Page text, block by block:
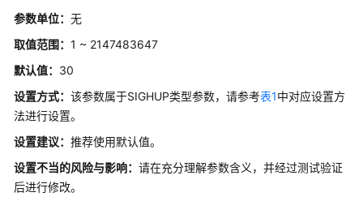
平
容
容
错
参数单位： 无
取值范围： 1 ~ 2147483647
默认值： 30
设置方式： 该参数属于SIGHUP类型参数，请参考表1中对应设置方
法进行设置。
设置建议： 推荐使用默认值。
设置不当的风险与影响： 请在充分理解参数含义，并经过测试验证
后进行修改。